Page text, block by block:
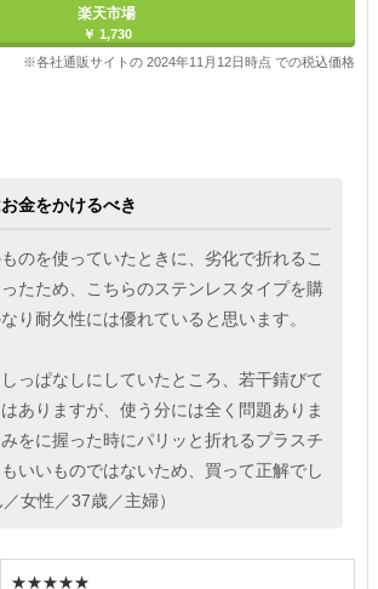
楽天市場
￥ 1,730
※各社通販サイトの 2024年11月12日時点 での税込価格
金をかけるべき
のを使っていたときに、劣化で折れるこ
たため、こちらのステンレスタイプを購
り耐久性には優れていると思います。
っぱなしにしていたところ、若干錆びて
ありますが、使う分には全く問題ありま
をに握った時にパリッと折れるプラスチ
いいものではないため、買って正解でし
女性／37歳／主婦）
★★★★★